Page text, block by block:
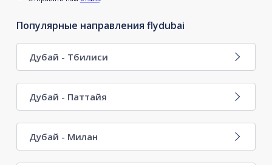
Популярные направления flydubai
Дубай - Тбилиси
Дубай - Паттайя
Дубай - Милан